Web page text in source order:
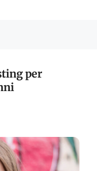
per